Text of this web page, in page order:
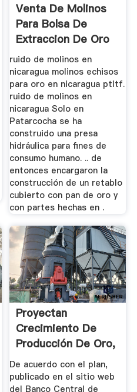
Venta De Molinos
Para Bolsa De
Extraccion De Oro
En Nicaragua
ruido de molinos en
nicaragua molinos echisos
para oro en nicaragua ptltf.
ruido de molinos en
nicaragua Solo en
Patarcocha se ha
construido una presa
hidráulica para fines de
consumo humano. .. de
entonces encargaron la
construcción de un retablo
cubierto con pan de oro y
con partes hechas en .
Proyectan
Crecimiento De
Producción De Oro,
Plata Y ...
De acuerdo con el plan,
publicado en el sitio web
del Banco Central de